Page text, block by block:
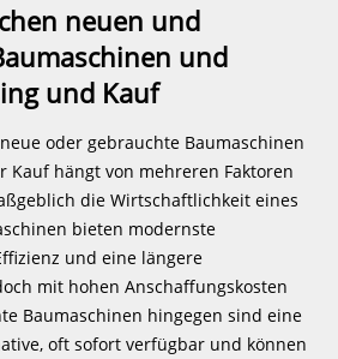
neuen und
und
und Kauf
oder gebrauchte Baumaschinen
Kauf hängt von mehreren Faktoren
die Wirtschaftlichkeit eines
bieten modernste
und eine längere
mit hohen Anschaffungskosten
Baumaschinen hingegen sind eine
oft sofort verfügbar und können